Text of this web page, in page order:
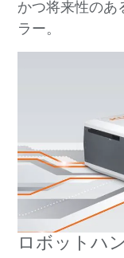
かつ将来性のあ
ラー。
ロボットハ